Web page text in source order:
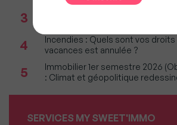
3
Immobilier : Ce que l’AI Act
4
Incendies : Quels sont vos
vacances est annulée ?
5
Immobilier 1er semestre 2026
: Climat et géopolitique
SERVICES MY SWEET'IMMO